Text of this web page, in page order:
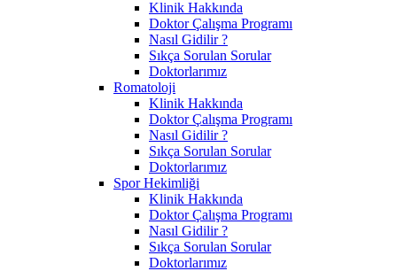
Klinik Hakkında
Doktor Çalışma Programı
Nasıl Gidilir ?
Sıkça Sorulan Sorular
Doktorlarımız
Romatoloji
Klinik Hakkında
Doktor Çalışma Programı
Nasıl Gidilir ?
Sıkça Sorulan Sorular
Doktorlarımız
Spor Hekimliği
Klinik Hakkında
Doktor Çalışma Programı
Nasıl Gidilir ?
Sıkça Sorulan Sorular
Doktorlarımız